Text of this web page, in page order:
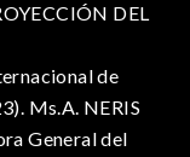
DEL
de
Ms.A. NERIS
General del